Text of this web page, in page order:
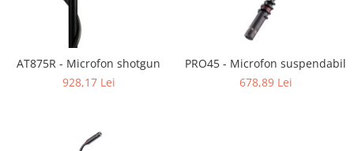
AT875R - Microfon shotgun
928,17 Lei
PRO45 - Microfon suspendabil
678,89 Lei